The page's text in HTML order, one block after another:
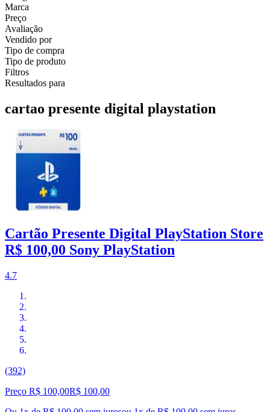
Marca
Preço
Avaliação
Vendido por
Tipo de compra
Tipo de produto
Filtros
Resultados para
cartao presente digital playstation
Cartão Presente Digital PlayStation Store
R$ 100,00 Sony PlayStation
4.7
(392)
Preço R$ 100,00R$ 100,00